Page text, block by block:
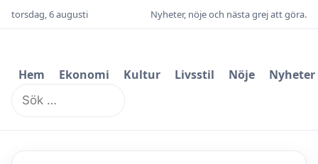
torsdag, 6 augusti Nyheter, nöje och nästa grej att göra.
Hem Ekonomi Kultur Livsstil Nöje
Nyheter
Sök
efter: